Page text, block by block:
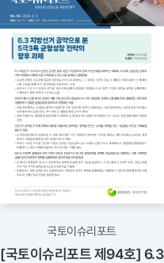
국토이슈리포트
[국토이슈리포트 제94호] 6.3